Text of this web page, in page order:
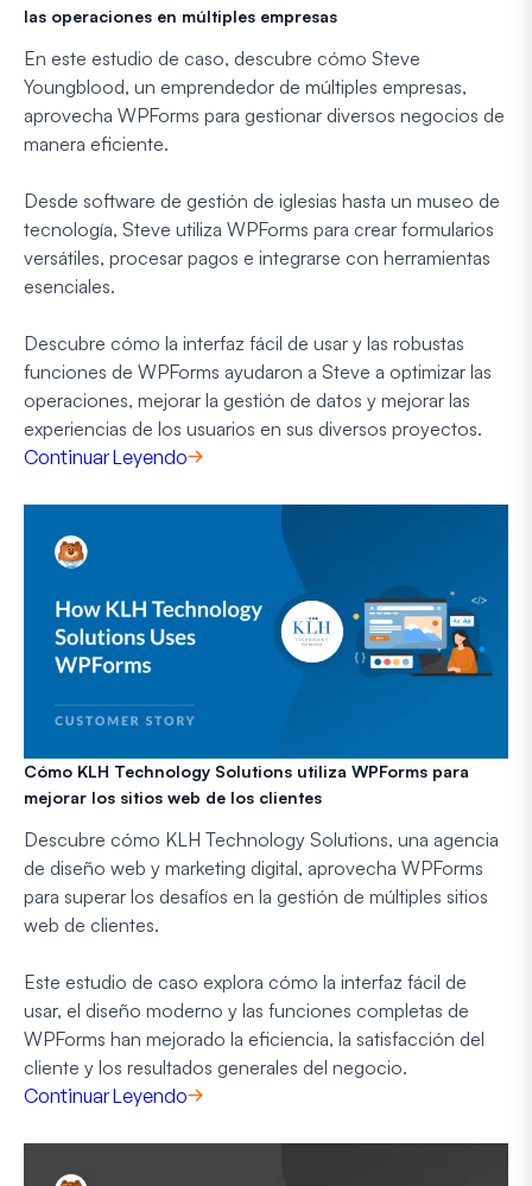
las operaciones en múltiples empresas
En este estudio de caso, descubre cómo Steve
Youngblood, un emprendedor de múltiples empresas,
aprovecha WPForms para gestionar diversos negocios de
manera eficiente.
Desde software de gestión de iglesias hasta un museo de
tecnología, Steve utiliza WPForms para crear formularios
versátiles, procesar pagos e integrarse con herramientas
esenciales.
Descubre cómo la interfaz fácil de usar y las robustas
funciones de WPForms ayudaron a Steve a optimizar las
operaciones, mejorar la gestión de datos y mejorar las
experiencias de los usuarios en sus diversos proyectos.
Continuar Leyendo
Cómo KLH Technology Solutions utiliza WPForms para
mejorar los sitios web de los clientes
Descubre cómo KLH Technology Solutions, una agencia
de diseño web y marketing digital, aprovecha WPForms
para superar los desafíos en la gestión de múltiples sitios
web de clientes.
Este estudio de caso explora cómo la interfaz fácil de
usar, el diseño moderno y las funciones completas de
WPForms han mejorado la eficiencia, la satisfacción del
cliente y los resultados generales del negocio.
Continuar Leyendo